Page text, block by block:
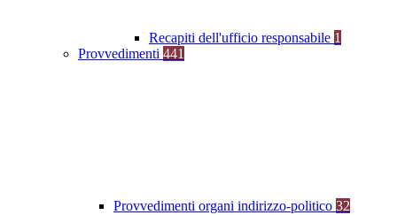
Recapiti dell'ufficio responsabile 1
Provvedimenti 441
Provvedimenti organi indirizzo-politico 32